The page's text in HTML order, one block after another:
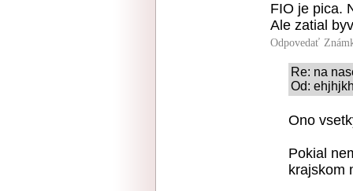
FIO je pica.
Ale zatial
Odpovedať
Re: na
Od:
Ono
Pokial
krajskom